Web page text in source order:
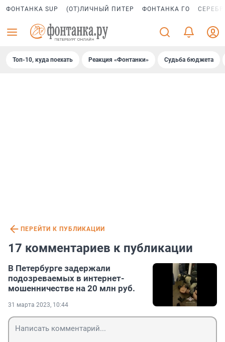
ФОНТАНКА SUP (ОТ)ЛИЧНЫЙ ПИТЕР ФОНТАНКА ГО
Топ-10, куда поехать Реакция «Фонтанки» Судьба бюджета
ПЕРЕЙТИ К ПУБЛИКАЦИИ
17 комментариев к публикации
В Петербурге задержали
подозреваемых в интернет-
мошенничестве на 20 млн руб.
31 марта 2023, 10:44